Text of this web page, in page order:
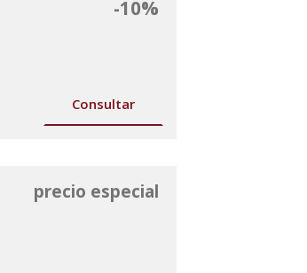
-10%
Consultar
precio especial